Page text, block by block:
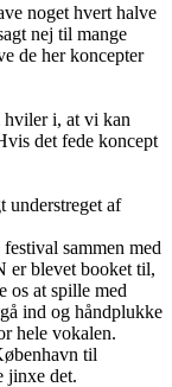
noget hvert halve
nej til mange
de her koncepter
hviler i, at vi kan
det fede koncept
understreget af
sammen med
er blevet booket til,
os at spille med
ind og håndplukke
hele vokalen.
til
jinxe det.